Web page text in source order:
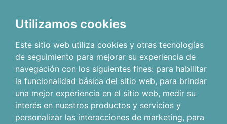
Utilizamos cookies
Este sitio web utiliza cookies y otras tecnologías
de seguimiento para mejorar su experiencia de
navegación con los siguientes fines: para habilitar
la funcionalidad básica del sitio web, para brindar
una mejor experiencia en el sitio web, medir su
interés en nuestros productos y servicios y
personalizar las interacciones de marketing, para